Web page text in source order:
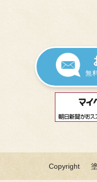
無
Copyright 塗